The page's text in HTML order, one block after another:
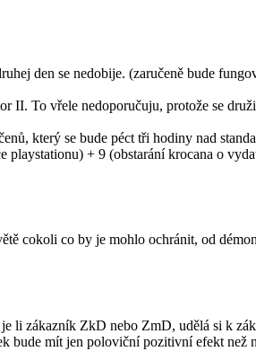
den se nedobije. (zaručeně bude
II. To vřele nedoporučuju, protože se
který se bude péct tři hodiny nad
+ 9 (obstarání krocana o
cokoli co by je mohlo ochránit, od
li zákazník ZkD nebo ZmD, udělá si k
bude mít jen poloviční pozitivní efekt